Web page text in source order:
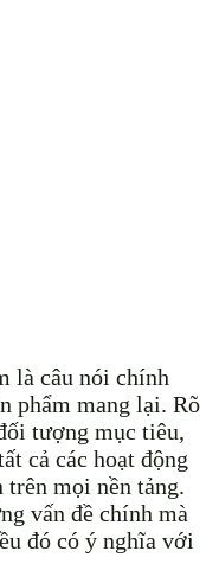
là câu nói chính
phẩm mang lại. Rõ
tượng mục tiêu,
cả các hoạt động
trên mọi nền tảng.
vấn đề chính mà
đó có ý nghĩa với